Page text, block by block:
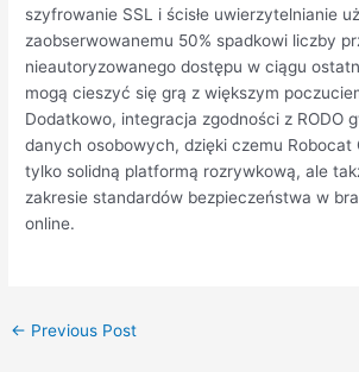
szyfrowanie SSL i ścisłe uwierzytelnianie
zaobserwowanemu 50% spadkowi liczby
nieautoryzowanego dostępu w ciągu
mogą cieszyć się grą z większym
Dodatkowo, integracja zgodności z RODO
danych osobowych, dzięki czemu Robocat
tylko solidną platformą rozrywkową, ale
zakresie standardów bezpieczeństwa w
online.
← Previous Post